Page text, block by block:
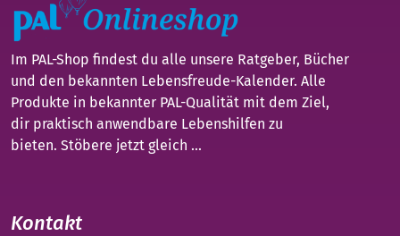
Im PAL-Shop findest du alle unsere Ratgeber, Bücher
und den bekannten Lebensfreude-Kalender. Alle
Produkte in bekannter PAL-Qualität mit dem Ziel,
dir praktisch anwendbare Lebenshilfen zu
bieten. Stöbere jetzt gleich ...
Kontakt